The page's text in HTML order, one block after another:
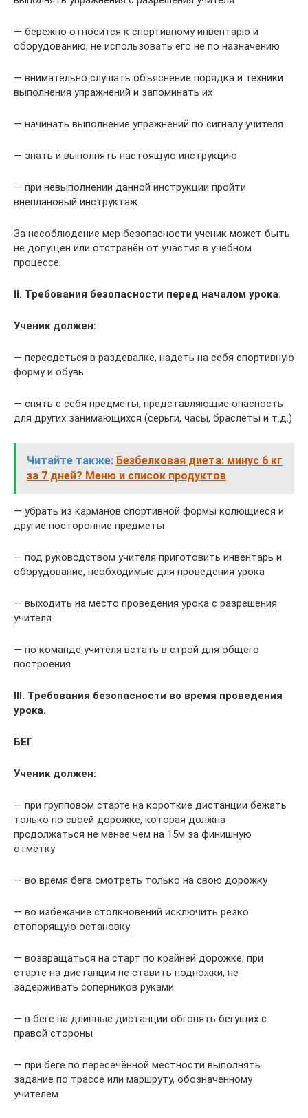
— бережно относится к спортивному инвентарю и
оборудованию, не использовать его не по назначению
— внимательно слушать объяснение порядка и техники
выполнения упражнений и запоминать их
— начинать выполнение упражнений по сигналу учителя
— знать и выполнять настоящую инструкцию
— при невыполнении данной инструкции пройти
внеплановый инструктаж
За несоблюдение мер безопасности ученик может быть
не допущен или отстранён от участия в учебном
процессе.
II. Требования безопасности перед началом урока.
Ученик должен:
— переодеться в раздевалке, надеть на себя спортивную
форму и обувь
— снять с себя предметы, представляющие опасность
для других занимающихся (серьги, часы, браслеты и т.д.)
Читайте также: Безбелковая диета: минус 6 кг
за 7 дней? Меню и список продуктов
— убрать из карманов спортивной формы колющиеся и
другие посторонние предметы
— под руководством учителя приготовить инвентарь и
оборудование, необходимые для проведения урока
— выходить на место проведения урока с разрешения
учителя
— по команде учителя встать в строй для общего
построения
III. Требования безопасности во время проведения
урока.
БЕГ
Ученик должен:
— при групповом старте на короткие дистанции бежать
только по своей дорожке, которая должна
продолжаться не менее чем на 15м за финишную
отметку
— во время бега смотреть только на свою дорожку
— во избежание столкновений исключить резко
стопорящую остановку
— возвращаться на старт по крайней дорожке; при
старте на дистанции не ставить подножки, не
задерживать соперников руками
— в беге на длинные дистанции обгонять бегущих с
правой стороны
— при беге по пересечённой местности выполнять
задание по трассе или маршруту, обозначенному
учителем